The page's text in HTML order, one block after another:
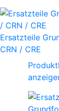
Ersatzteile
CRN / CRE